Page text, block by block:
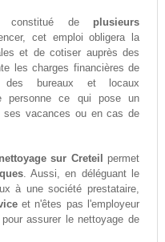
constitué de plusieurs
cet emploi obligera la
et de cotiser auprès des
les charges financières de
des bureaux et locaux
personne ce qui pose un
ses vacances ou en cas de
sur Creteil
permet
. Aussi, en déléguant le
à une société prestataire,
et n'êtes pas l'employeur
assurer le nettoyage de